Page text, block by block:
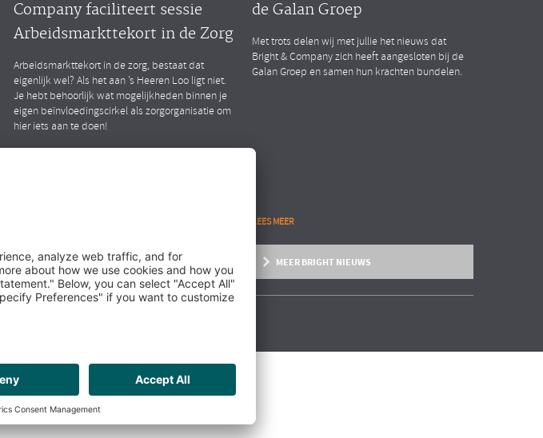
Company faciliteert sessie
Arbeidsmarkttekort in de Zorg
Arbeidsmarkttekort in de zorg, bestaat dat
eigenlijk wel? Als het aan ’s Heeren Loo ligt niet.
Je hebt behoorlijk wat mogelijkheden binnen je
eigen beïnvloedingscirkel als zorgorganisatie om
hier iets aan te doen!
de Galan Groep
Met trots delen wij met jullie het nieuws dat
Bright & Company zich heeft aangesloten bij de
Galan Groep en samen hun krachten bundelen.
LEES MEER
INTERVIEW CHRO INTERVIEW VISMA | RAET
MEER BRIGHT NIEUWS